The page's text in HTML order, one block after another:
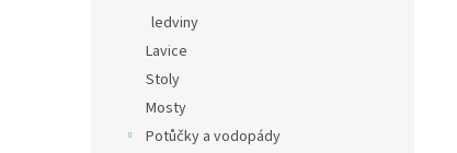
ledviny
Lavice
Stoly
Mosty
Potůčky a vodopády